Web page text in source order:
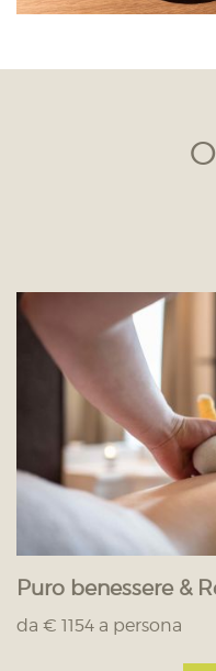
Puro benessere &
da € 1154 a persona